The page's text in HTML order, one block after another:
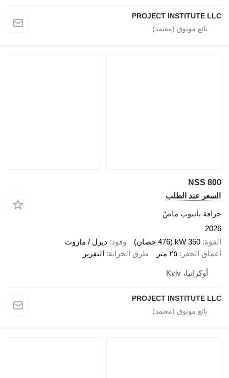
PROJECT INSTITUTE LLC
NSS 800
السعر عند الطلب
جرافة بأنبوب ماصّ
2026
القوة 350 kW (476 حصان) وقود ديزل / مازوت
أعماق الحفر
٢٥ متر طرق الحراثة التفريز
أوكرانيا، Kyiv
PROJECT INSTITUTE LLC